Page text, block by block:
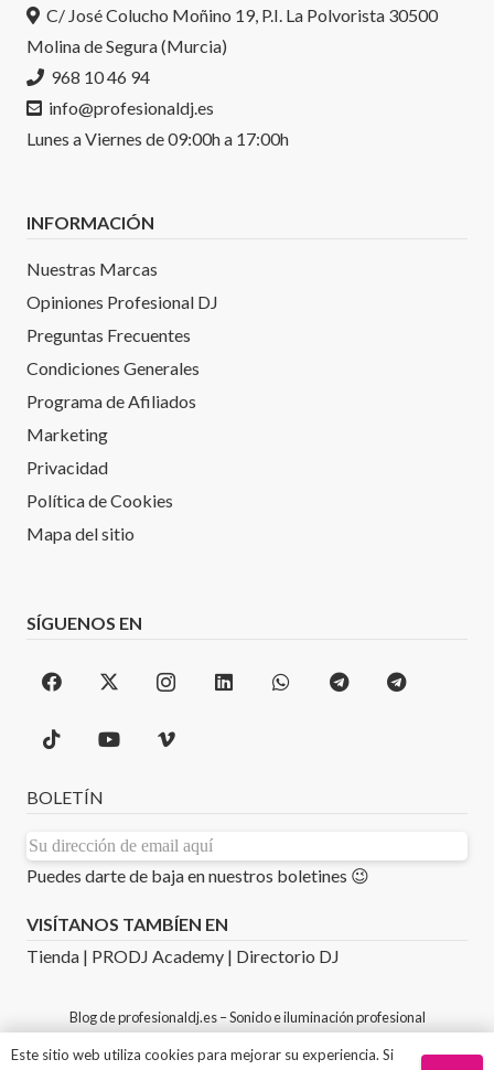
C/ José Colucho Moñino 19, P.I. La Polvorista 30500
Molina de Segura (Murcia)
968 10 46 94
info@profesionaldj.es
Lunes a Viernes de 09:00h a 17:00h
INFORMACIÓN
Nuestras Marcas
Opiniones Profesional DJ
Preguntas Frecuentes
Condiciones Generales
Programa de Afiliados
Marketing
Privacidad
Política de Cookies
Mapa del sitio
SÍGUENOS EN
BOLETÍN
Puedes darte de baja en nuestros boletines 😉
VISÍTANOS TAMBÍEN EN
Tienda | PRODJ Academy | Directorio DJ
Blog deprofesionaldj.es– Sonido e iluminación profesional
©Copyright 2026PROFESIONAL DJ– Diseñado,
Este sitio web utiliza cookies para mejorar su experiencia. Si